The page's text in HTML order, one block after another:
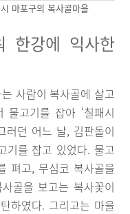
마포구의 복사골마을
한강에 익사한
사람이 복사골에 살고
고기를 잡아 ‘칠패시
러던 어느 날, 김판돌이
기를 잡고 있었다. 물고
펴고, 무심코 복사골을
골을 보고는 복사꽃이
하였다. 그리고는 마을